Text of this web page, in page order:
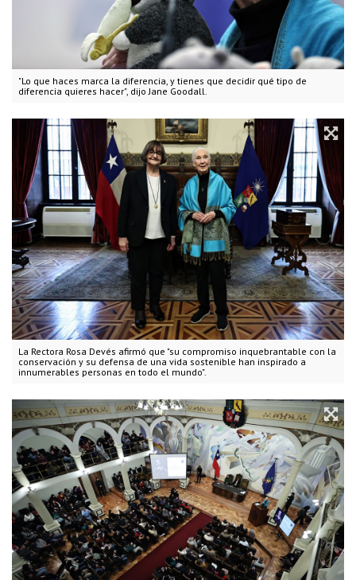
"Lo que haces marca la diferencia, y tienes que decidir qué tipo de
diferencia quieres hacer", dijo Jane Goodall.
La Rectora Rosa Devés afirmó que "su compromiso inquebrantable con la
conservación y su defensa de una vida sostenible han inspirado a
innumerables personas en todo el mundo".